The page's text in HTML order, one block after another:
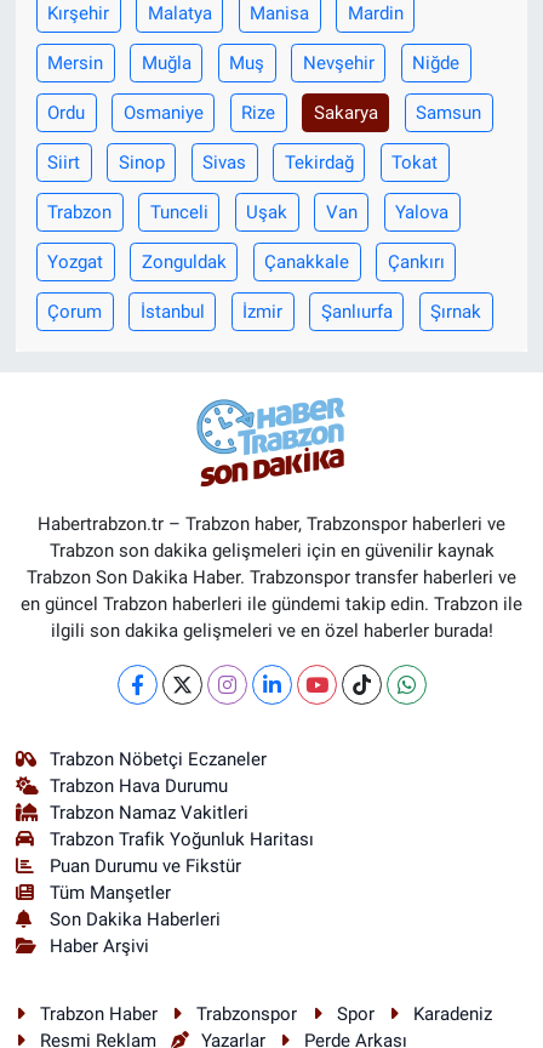
Kırşehir Malatya Manisa Mardin
Mersin Muğla Muş Nevşehir Niğde
Ordu Osmaniye Rize Sakarya Samsun
Siirt Sinop Sivas Tekirdağ Tokat
Trabzon Tunceli Uşak Van Yalova
Yozgat Zonguldak Çanakkale Çankırı
Çorum İstanbul İzmir Şanlıurfa Şırnak
Habertrabzon.tr – Trabzon haber, Trabzonspor haberleri ve
Trabzon son dakika gelişmeleri için en güvenilir kaynak
Trabzon Son Dakika Haber. Trabzonspor transfer haberleri ve
en güncel Trabzon haberleri ile gündemi takip edin. Trabzon ile
ilgili son dakika gelişmeleri ve en özel haberler burada!
Trabzon Nöbetçi Eczaneler
Trabzon Hava Durumu
Trabzon Namaz Vakitleri
Trabzon Trafik Yoğunluk Haritası
Puan Durumu ve Fikstür
Tüm Manşetler
Son Dakika Haberleri
Haber Arşivi
Trabzon Haber Trabzonspor Spor
Karadeniz
Resmi Reklam
Yazarlar Perde Arkası